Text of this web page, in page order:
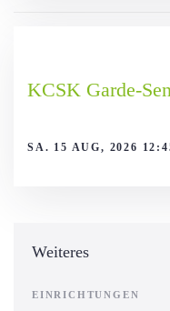
KCSK Garde-
SA. 15 AUG, 2026
Weiteres
EINRICHTUNGEN